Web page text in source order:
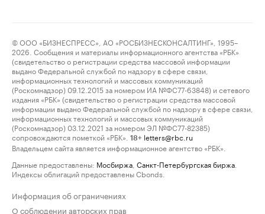
© ООО «БИЗНЕСПРЕСС», АО «РОСБИЗНЕСКОНСАЛТИНГ», 1995–
2026. Сообщения и материалы информационного агентства «РБК»
(свидетельство о регистрации средства массовой информации
выдано Федеральной службой по надзору в сфере связи,
информационных технологий и массовых коммуникаций
(Роскомнадзор) 09.12.2015 за номером ИА №ФС77-63848) и сетевого
издания «РБК» (свидетельство о регистрации средства массовой
информации выдано Федеральной службой по надзору в сфере связи,
информационных технологий и массовых коммуникаций
(Роскомнадзор) 03.12.2021 за номером ЭЛ №ФС77-82385)
сопровождаются пометкой «РБК».
18+ letters@rbc.ru
Владельцем сайта является информационное агентство «РБК».
Данные предоставлены: Мосбиржа Санкт-Петербургская биржа
Индексы облигаций предоставлены Cbonds.
Информация об ограничениях
О соблюдении авторских прав